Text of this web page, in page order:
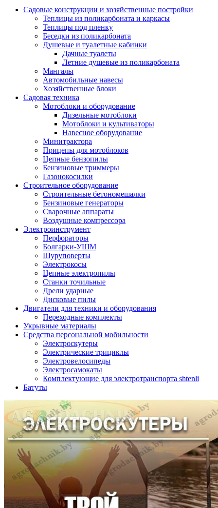
Садовые конструкции и хозяйственные постройки
Теплицы из поликарбоната и каркасы
Теплицы под пленку
Беседки из поликарбоната
Душевые и туалетные кабинки
Дачные туалеты
Летние душевые из поликарбоната
Мангалы
Автомобильные навесы
Хозяйственные блоки
Садовая техника
Мотоблоки и оборудование
Дизельные мотоблоки
Мотоблоки и культиваторы
Навесное оборудование
Минитрактора
Прицепы для мотоблоков
Цепные бензопилы
Бензиновые триммеры
Газонокосилки
Строительное оборудование
Строительные бетономешалки
Бензиновые генераторы
Сварочные аппараты
Воздушные компрессора
Электроинструмент
Перфораторы
Болгарки-УШМ
Шуруповерты
Электрокосы
Цепные электропилы
Станки точильные
Дрели ударные
Дисковые пилы
Двигатели для техники и оборудования
Переходные комплекты
Укрывные материалы
Средства персональной мобильности
Электроскутеры
Электрические трициклы
Электровелосипеды
Электросамокаты
Комплектующие для электротранспорта shtenli
Батуты